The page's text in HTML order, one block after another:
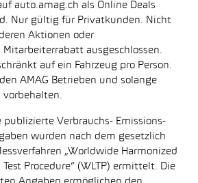
auto.amag.ch als Online Deals
Nur gültig für Privatkunden. Nicht
Aktionen oder
ausgeschlossen.
auf ein Fahrzeug pro Person.
AMAG Betrieben und solange
vorbehalten.
publizierte Verbrauchs- Emissions-
wurden nach dem gesetzlich
„Worldwide Harmonized
Procedure“ (WLTP) ermittelt. Die